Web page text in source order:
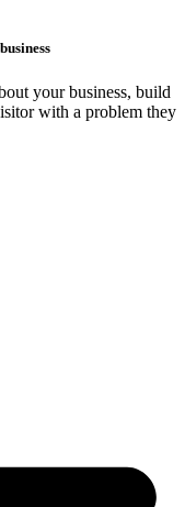
your business, build
with a problem they